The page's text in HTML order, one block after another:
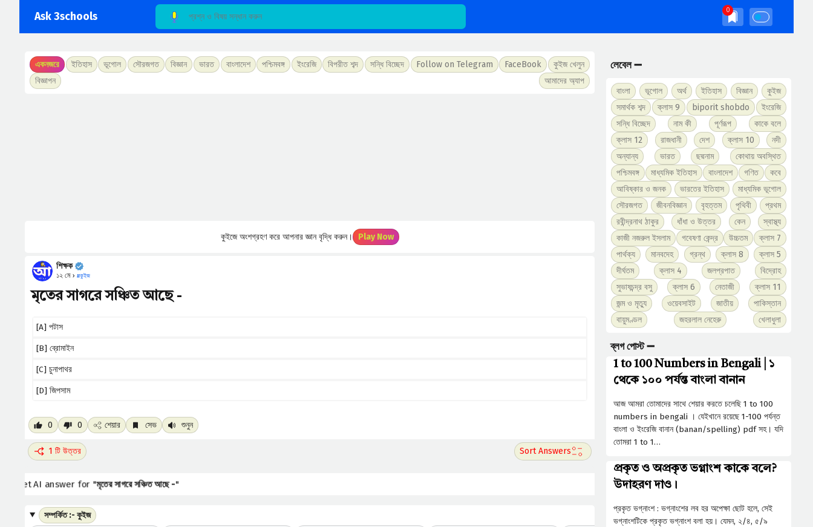
Ask 3schools
একনজরে ইতিহাস ভূগোল সৌরজগত বিজ্ঞান ভারত বাংলাদেশ পশ্চিমবঙ্গ ইংরেজি বিপরীত শব্দ সন্ধি বিচ্ছেদ Follow on Telegram FaceBook
কুইজ খেলুন
বিজ্ঞাপন
আমাদের অ্যাপ
কুইজে অংশগ্রহণ করে আপনার জ্ঞান বৃদ্ধি করুন। Play Now
শিক্ষক
১২ মে › #কুইজ
মৃতের সাগরে সঞ্চিত আছে -
[A] পটাস
[B] ব্রোমাইন
[C] চুনাপাথর
[D] জিপসাম
0 0 শেয়ার সেভ শুনুন
1 টি উত্তর
Get AI answer for "মৃতের সাগরে সঞ্চিত আছে -"
সম্পর্কিত :- কুইজ
লেবেল ➖
বাংলা ভূগোল অর্থ ইতিহাস বিজ্ঞান
কুইজ
সমার্থক শব্দ
ক্লাস 9 biporit shobdo
ইংরেজি
সন্ধি বিচ্ছেদ
নাম কী পূর্ণরূপ
কাকে বলে
ক্লাস 12
রাজধানী দেশ ক্লাস 10
নদী
অন্যান্য
ভারত ছদ্মনাম
কোথায় অবস্থিত
পশ্চিমবঙ্গ
মাধ্যমিক ইতিহাস বাংলাদেশ গণিত
কবে
আবিষ্কার ও জনক
ভারতের ইতিহাস
মাধ্যমিক ভূগোল
সৌরজগত
জীবনবিজ্ঞান বৃহত্তম পৃথিবী
প্রথম
রবীন্দ্রনাথ ঠাকুর
ধাঁধা ও উত্তর কেন
স্বাস্থ্য
কাজী নজরুল ইসলাম
গবেষণা কেন্দ্র উচ্চতম
ক্লাস 7
পার্থক্য
মানবদেহ গ্রন্থ ক্লাস 8
ক্লাস 5
দীর্ঘতম
ক্লাস 4 জলপ্রপাত
বিদ্রোহ
সুভাষচন্দ্র বসু
ক্লাস 6 নেতাজী
ক্লাস 11
জন্ম ও মৃত্যু
ওয়েবসাইট জাতীয়
পাকিস্তান
বায়ুমণ্ডল
জহরলাল নেহেরু খেলাধুলা
ব্লগ পোস্ট ➖
1 to 100 Numbers in Bengali | ১
থেকে ১০০ পর্যন্ত বাংলা বানান
আজ আমরা তোমাদের সাথে শেয়ার করতে চলেছি 1 to 100
numbers in bengali । যেইখানে রয়েছে 1-100 পর্যন্ত
বাংলা ও ইংরেজি বানান (banan/spelling) pdf সহ। যদি
তোমরা 1 to 1…
প্রকৃত ও অপ্রকৃত ভগ্নাংশ কাকে বলে?
উদাহরণ দাও।
প্রকৃত ভগ্নাংশ : ভগ্নাংশের লব হর অপেক্ষা ছােট হলে, সেই
ভগ্নাংশটিকে প্রকৃত ভগ্নাংশ বলা হয়। যেমন, ২/৪, ৫/৯